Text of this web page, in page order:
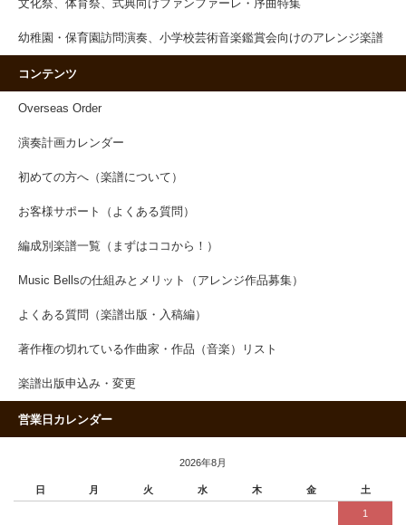
文化祭、体育祭、式典向けファンファーレ・序曲特集
幼稚園・保育園訪問演奏、小学校芸術音楽鑑賞会向けのアレンジ楽譜
コンテンツ
Overseas Order
演奏計画カレンダー
初めての方へ（楽譜について）
お客様サポート（よくある質問）
編成別楽譜一覧（まずはココから！）
Music Bellsの仕組みとメリット（アレンジ作品募集）
よくある質問（楽譜出版・入稿編）
著作権の切れている作曲家・作品（音楽）リスト
楽譜出版申込み・変更
営業日カレンダー
2026年8月
日 月 火 水 木 金 土
1